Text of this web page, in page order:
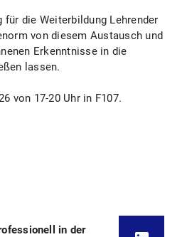
für die Weiterbildung Lehrender
von diesem Austausch und
Erkenntnisse in die
lassen.
von 17-20 Uhr in F107.
in der